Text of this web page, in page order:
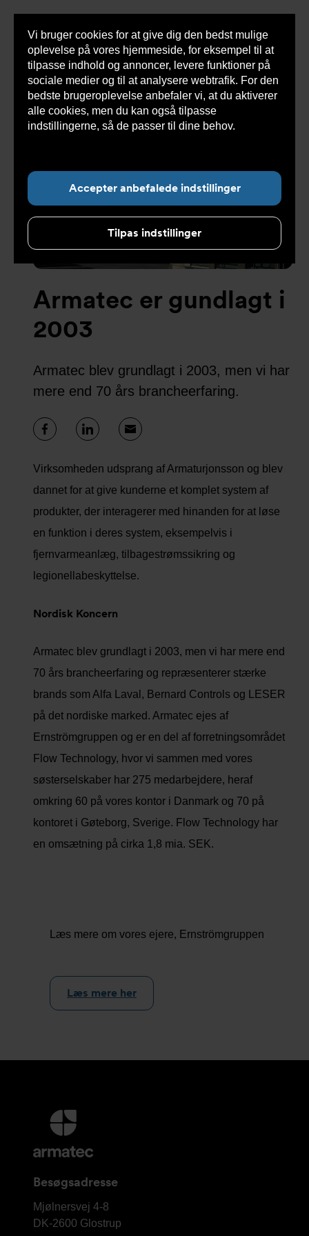
Vi bruger cookies for at give dig den bedst mulige
oplevelse på vores hjemmeside, for eksempel til at
tilpasse indhold og annoncer, levere funktioner på
sociale medier og til at analysere webtrafik. For den
bedste brugeroplevelse anbefaler vi, at du aktiverer
alle cookies, men du kan også tilpasse
indstillingerne, så de passer til dine behov.
Accepter anbefalede indstillinger
Tilpas indstillinger
Undermenu for ”Om Armatec”
Armatec er gundlagt i
2003
Armatec blev grundlagt i 2003, men vi har
mere end 70 års brancheerfaring.
Virksomheden udsprang af Armaturjonsson og blev
dannet for at give kunderne et komplet system af
produkter, der interagerer med hinanden for at løse
en funktion i deres system, eksempelvis i
fjernvarmeanlæg, tilbagestrømssikring og
legionellabeskyttelse.
Nordisk Koncern
Armatec blev grundlagt i 2003, men vi har mere end
70 års brancheerfaring og repræsenterer stærke
brands som Alfa Laval, Bernard Controls og LESER
på det nordiske marked. Armatec ejes af
Ernströmgruppen og er en del af forretningsområdet
Flow Technology, hvor vi sammen med vores
søsterselskaber har 275 medarbejdere, heraf
omkring 60 på vores kontor i Danmark og 70 på
kontoret i Gøteborg, Sverige. Flow Technology har
en omsætning på cirka 1,8 mia. SEK.
Læs mere om vores ejere, Ernströmgruppen
Læs mere her
Yderligere
information
og
Besøgsadresse
Armatec
A/S
Mjølnersvej 4-8
DK-2600 Glostrup